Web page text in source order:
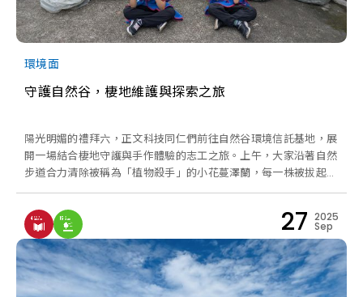
環境面
守護自然谷，棲地維護與探索之旅
陽光明媚的禮拜六，正文科技同仁們前往自然谷環境信託基地，展
開一場結合棲地守護與手作體驗的志工之旅。上午，大家沿著自然
步道合力清除被稱為「植物殺手」的小花蔓澤蘭，每一株被拔起的
藤蔓，都是為原生植物爭取到的一片呼吸與成長空間。當天，我們
一共清除了 63.5 公斤，留下的是森林更自在的呼吸。
27 2025
Sep